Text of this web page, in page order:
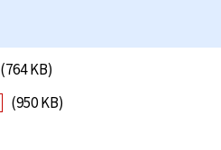
(764 KB)
(950 KB)